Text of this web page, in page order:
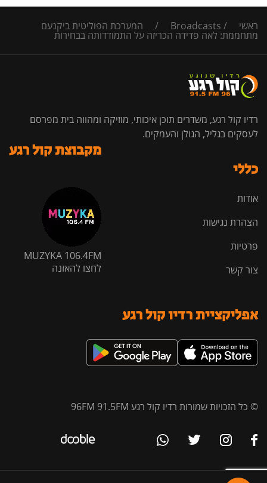
ראשי /
Broadcasts
/ המערכת הפוליטית ביקנעם
מתחממת: לאה פדידה הכריזה על התמודדותה בבחירות
רדיו קול רגע, משדרים תוכן איכותי, מוזיקה ומהווה בית מפרסם
לעסקים בגליל, הגולן והעמקים.
כללי
אודות
הצהרת נגישות
פרטיות
צור קשר
מקבוצת קול רגע
MUZYKA 106.4FM
לחצו להאזנה
אפליקציית רדיו קול רגע
© כל הזכויות שמורות רדיו קול רגע 96FM 91.5FM